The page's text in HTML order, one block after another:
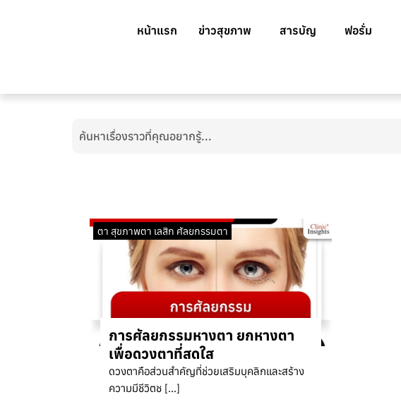
หน้าแรก ข่าวสุขภาพ สารบัญ ฟอรั่ม
ตา สุขภาพตา เลสิก ศัลยกรรมตา
​การศัลยกรรมหางตา ยกหางตา
เพื่อดวงตาที่สดใส​
ดวงตาคือส่วนสำคัญที่ช่วยเสริมบุคลิกและสร้าง
ความมีชีวิตช […]